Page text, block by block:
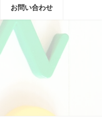
お問い合わせ